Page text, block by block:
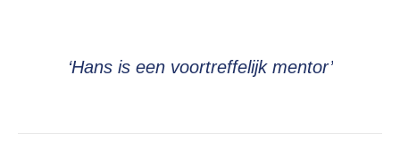
‘Hans is een voortreffelijk mentor’